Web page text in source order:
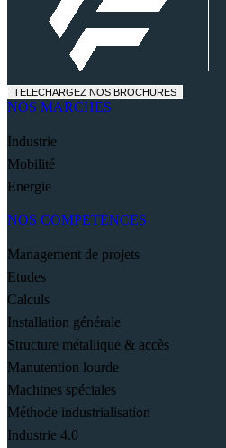
TELECHARGEZ NOS BROCHURES
NOS MARCHES
Industrie
Mobilité
Energie
NOS COMPETENCES
Management de projets
Etudes
Calculs
Installation générale
Structure métallique & accès
Manutention lourde
Machines spéciales
Méthode industrialisation
Industrie 4.0